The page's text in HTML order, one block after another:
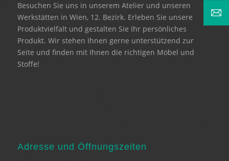
Besuchen Sie uns in unserem Atelier und unseren
Werkstätten in Wien, 12. Bezirk. Erleben Sie unsere
Produktvielfalt und gestalten Sie Ihr persönliches
Produkt. Wir stehen Ihnen gerne unterstützend zur
Seite und finden mit Ihnen die richtigen Möbel und
Stoffe!
Adresse und Öffnungszeiten